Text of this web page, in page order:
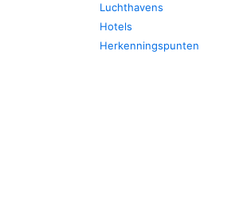
Luchthavens
Hotels
Herkenningspunten